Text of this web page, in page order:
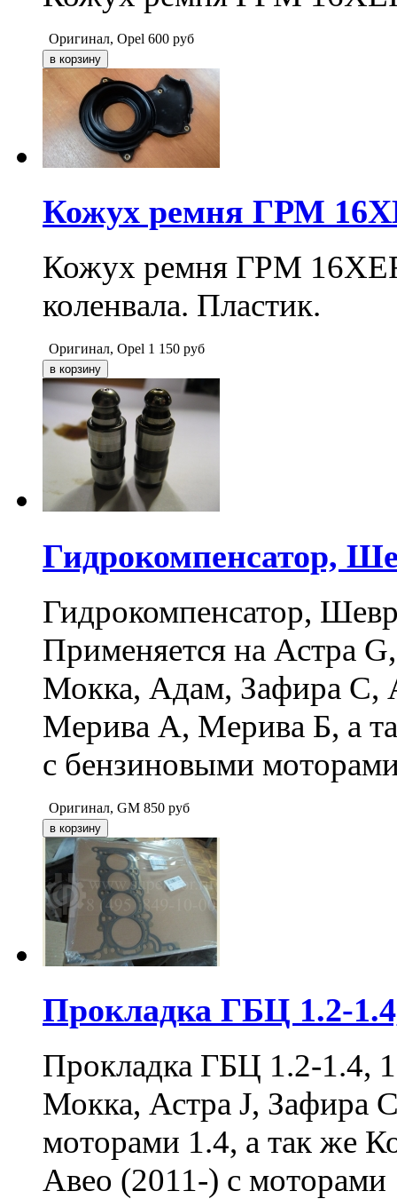
Оригинал, Opel 600 руб
Кожух ремня ГРМ
Кожух ремня ГРМ
коленвала. Пластик.
Оригинал, Opel 1 150 руб
Гидрокомпенсатор,
Гидрокомпенсатор,
Применяется на Астра
Мокка, Адам, Зафира С,
Мерива А, Мерива Б, а
с бензиновыми
Оригинал, GM 850 руб
Прокладка ГБЦ 1.2-
Прокладка ГБЦ 1.2-1.4,
Мокка, Астра J, Зафира
моторами 1.4, а так же
Авео (2011-) с моторами